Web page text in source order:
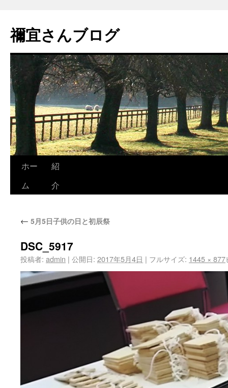
禰宜さんブログ
ホー
ム
紹
介
← 5月5日子供の日と初辰祭
DSC_5917
投稿者: admin | 公開日: 2017年5月4日 | フルサイズ: 1445 × 877